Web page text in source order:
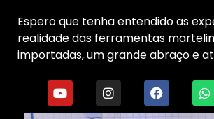
Espero que tenha entendido as
realidade das ferramentas
importadas, um grande abraço e